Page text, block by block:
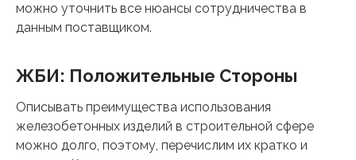
можно уточнить все нюансы сотрудничества в
данным поставщиком.
ЖБИ: Положительные Стороны
Описывать преимущества использования
железобетонных изделий в строительной сфере
можно долго, поэтому, перечислим их кратко и